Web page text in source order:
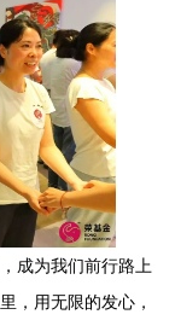
成为我们前行路上
，用无限的发心，